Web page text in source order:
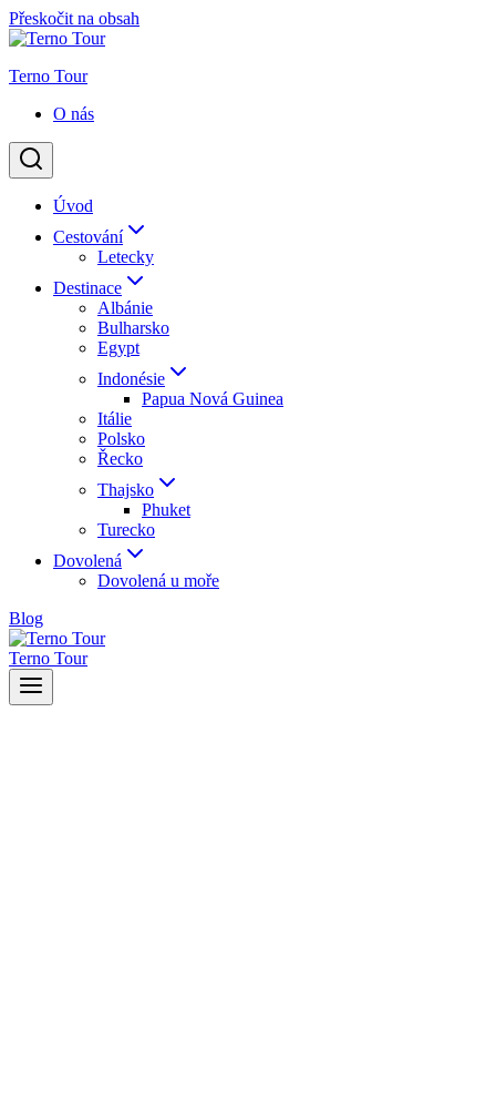
Přeskočit na obsah
Terno Tour
O nás
Úvod
Cestování
Letecky
Destinace
Albánie
Bulharsko
Egypt
Indonésie
Papua Nová Guinea
Itálie
Polsko
Řecko
Thajsko
Phuket
Turecko
Dovolená
Dovolená u moře
Blog
Terno Tour